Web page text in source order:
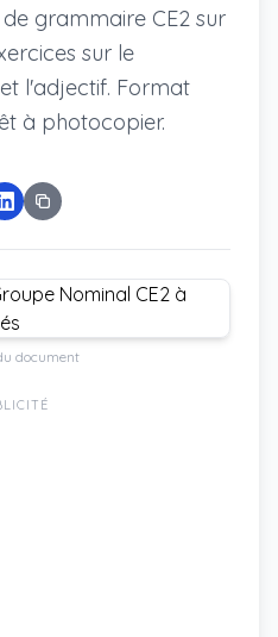
grammaire CE2 sur
sur le
l'adjectif. Format
à photocopier.
document